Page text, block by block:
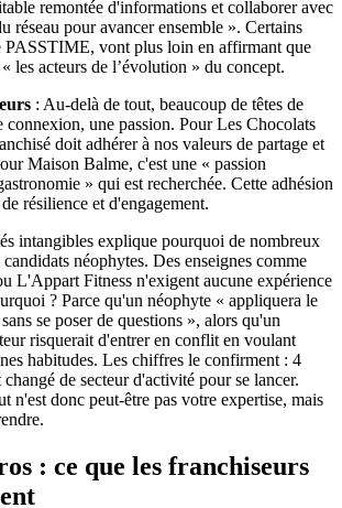
remontée d'informations et collaborer avec
réseau pour avancer ensemble ». Certains
PASSTIME, vont plus loin en affirmant que
les acteurs de l’évolution » du concept.
: Au-delà de tout, beaucoup de têtes de
connexion, une passion. Pour Les Chocolats
doit adhérer à nos valeurs de partage et
Maison Balme, c'est une « passion
» qui est recherchée. Cette adhésion
résilience et d'engagement.
intangibles explique pourquoi de nombreux
néophytes. Des enseignes comme
L'Appart Fitness n'exigent aucune expérience
? Parce qu'un néophyte « appliquera le
se poser de questions », alors qu'un
risquerait d'entrer en conflit en voulant
habitudes. Les chiffres le confirment : 4
de secteur d'activité pour se lancer.
n'est donc peut-être pas votre expertise, mais
: ce que les franchiseurs